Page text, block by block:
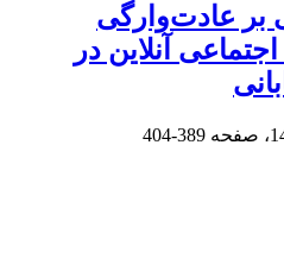
بر عادت‌وارگی
آنلاین در
389-404